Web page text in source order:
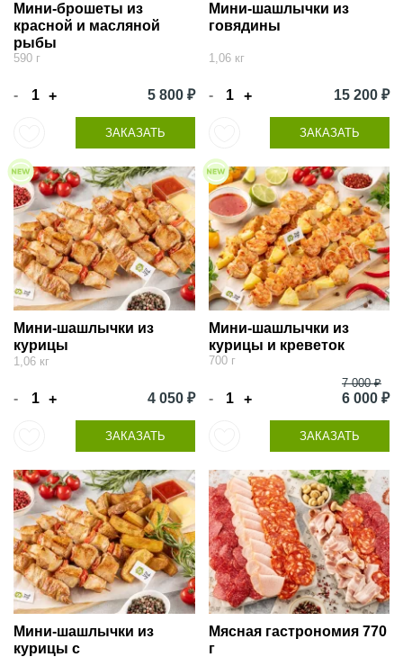
Мини-брошеты из
красной и масляной
рыбы
590 г
- + 5 800 ₽
ЗАКАЗАТЬ
Мини-шашлычки из
говядины
1,06 кг
- + 15 200 ₽
ЗАКАЗАТЬ
Мини-шашлычки из
курицы
1,06 кг
- + 4 050 ₽
ЗАКАЗАТЬ
Мини-шашлычки из
курицы и креветок
700 г
- +
7 000 ₽
6 000 ₽
ЗАКАЗАТЬ
Мини-шашлычки из
курицы с
Мясная гастрономия 770
г